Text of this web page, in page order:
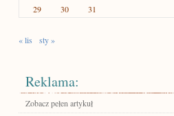
29
30 31
« lis sty »
Reklama:
Zobacz pełen artykuł